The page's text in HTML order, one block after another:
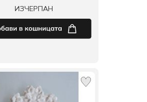
ИЗЧЕРПАН